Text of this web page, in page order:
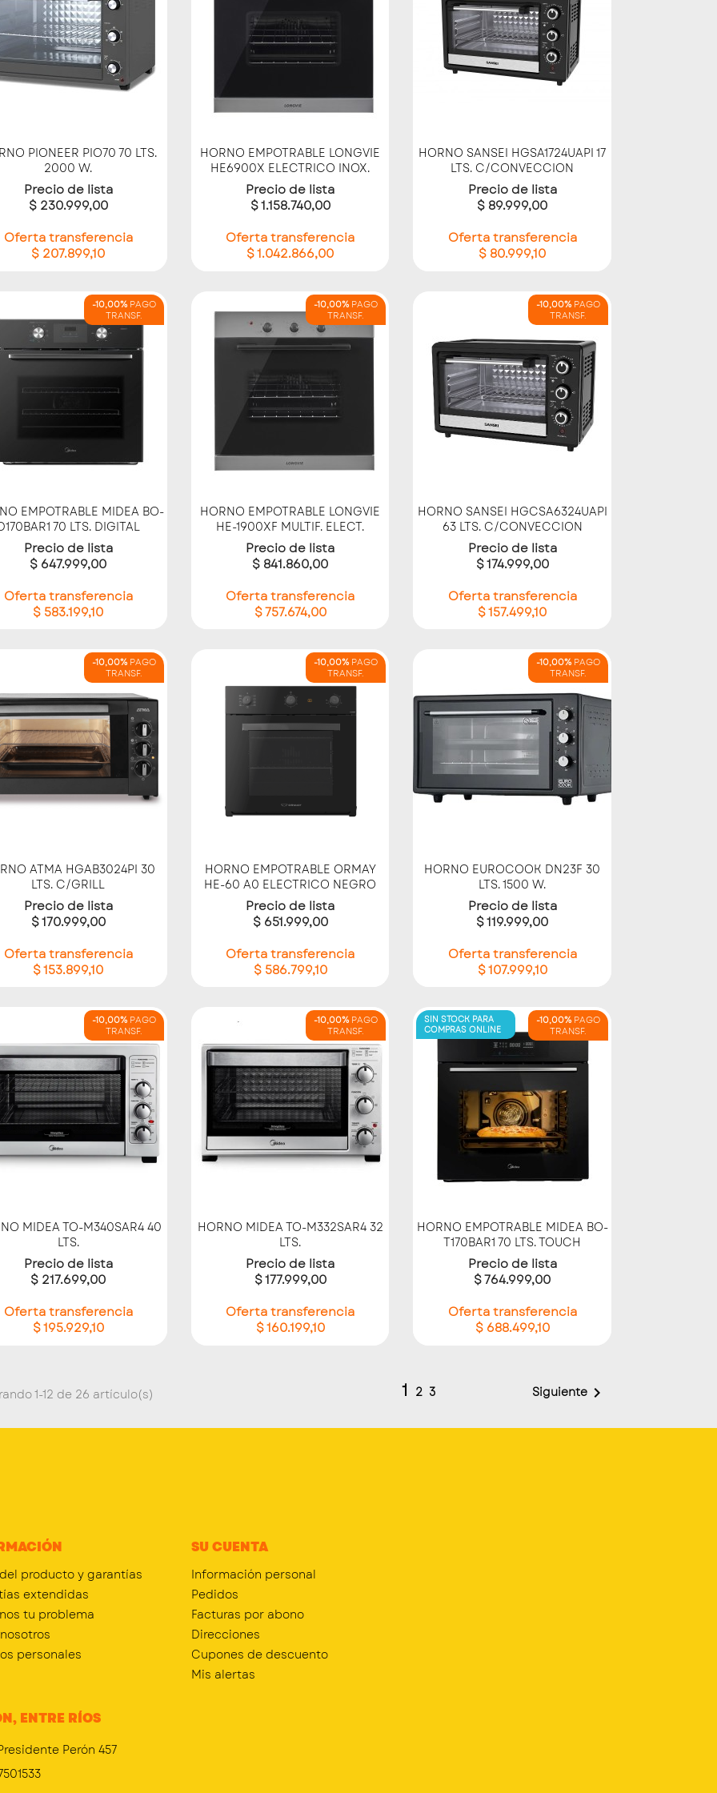
Vista rápida
PIONEER PIO70 70 LTS.
2000 W.
Precio de lista
$ 230.999,00
Oferta transferencia
$ 207.899,10
Vista rápida
HORNO EMPOTRABLE LONGVIE
HE6900X ELECTRICO INOX.
Precio de lista
$ 1.158.740,00
Oferta transferencia
$ 1.042.866,00
Vista rápida
HORNO SANSEI HGSA1724UAPI 17
LTS. C/CONVECCION
Precio de lista
$ 89.999,00
Oferta transferencia
$ 80.999,10
-10,00%PAGO
TRANSF.
Vista rápida
EMPOTRABLE MIDEA BO-
70 LTS. DIGITAL
Precio de lista
$ 647.999,00
Oferta transferencia
$ 583.199,10
-10,00% PAGO
TRANSF.
Vista rápida
HORNO EMPOTRABLE LONGVIE
HE-1900XF MULTIF. ELECT.
Precio de lista
$ 841.860,00
Oferta transferencia
$ 757.674,00
-10,00%PAGO
TRANSF.
Vista rápida
HORNO SANSEI HGCSA6324UAPI
63 LTS. C/CONVECCION
Precio de lista
$ 174.999,00
Oferta transferencia
$ 157.499,10
-10,00%PAGO
TRANSF.
Vista rápida
ATMA HGAB3024PI 30
LTS. C/GRILL
Precio de lista
$ 170.999,00
Oferta transferencia
$ 153.899,10
-10,00% PAGO
TRANSF.
Vista rápida
HORNO EMPOTRABLE ORMAY
HE-60 A0 ELECTRICO NEGRO
Precio de lista
$ 651.999,00
Oferta transferencia
$ 586.799,10
-10,00%PAGO
TRANSF.
Vista rápida
HORNO EUROCOOK DN23F 30
LTS. 1500 W.
Precio de lista
$ 119.999,00
Oferta transferencia
$ 107.999,10
-10,00%PAGO
TRANSF.
Vista rápida
MIDEA TO-M340SAR4 40
LTS.
Precio de lista
$ 217.699,00
Oferta transferencia
$ 195.929,10
-10,00% PAGO
TRANSF.
Vista rápida
HORNO MIDEA TO-M332SAR4 32
LTS.
Precio de lista
$ 177.999,00
Oferta transferencia
$ 160.199,10
-10,00%PAGO
TRANSF.
Vista rápida
HORNO EMPOTRABLE MIDEA BO-
T170BAR1 70 LTS. TOUCH
Precio de lista
$ 764.999,00
Oferta transferencia
$ 688.499,10
SIN STOCK PARA
COMPRAS ONLINE
1-12 de 26 artículo(s) 1 2 3 Siguiente
producto y garantías
extendidas
tu problema
personales
SU CUENTA
Información personal
Pedidos
Facturas por abono
Direcciones
Cupones de descuento
Mis alertas
ENTRE RÍOS
Perón 457